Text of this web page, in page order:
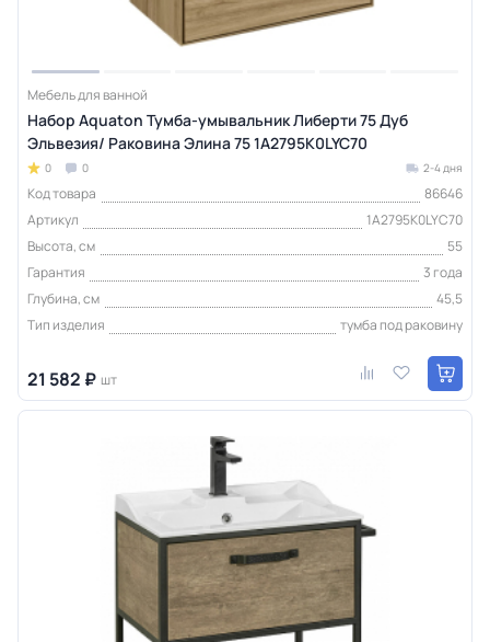
Мебель для ванной
Набор Aquaton Тумба-умывальник Либерти 75 Дуб
Эльвезия/ Раковина Элина 75 1A2795K0LYC70
0 0 2-4 дня
Код товара
86646
Артикул
1A2795K0LYC70
Высота, см
55
Гарантия
3 года
Глубина, см
45,5
Тип изделия
тумба под раковину
21 582 ₽ шт